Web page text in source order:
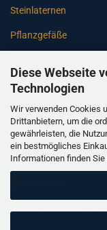
Diese Webseite
Technologien
Wir verwenden Cookies
Drittanbietern, um die
gewährleisten, die
ein bestmögliches
Informationen finden
Steinlaternen
Pflanzgefäße
Gartenbänke
Pfeiler
Gartenbrunnen
Gartenfiguren